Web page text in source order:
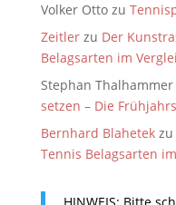
Volker Ottozu
Zeitlerzu Der
Belagsarten im
Stephan Thalhammer
setzen – Die
Bernhard Blahetekzu
Tennis Belagsarten